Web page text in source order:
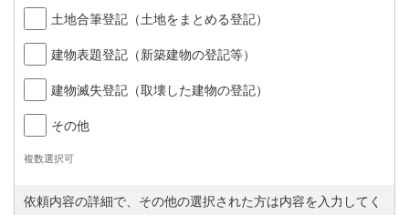
土地合筆登記（土地をまとめる登記）
建物表題登記（新築建物の登記等）
建物滅失登記（取壊した建物の登記）
その他
複数選択可
依頼内容の詳細で、その他の選択された方は内容を入力してく